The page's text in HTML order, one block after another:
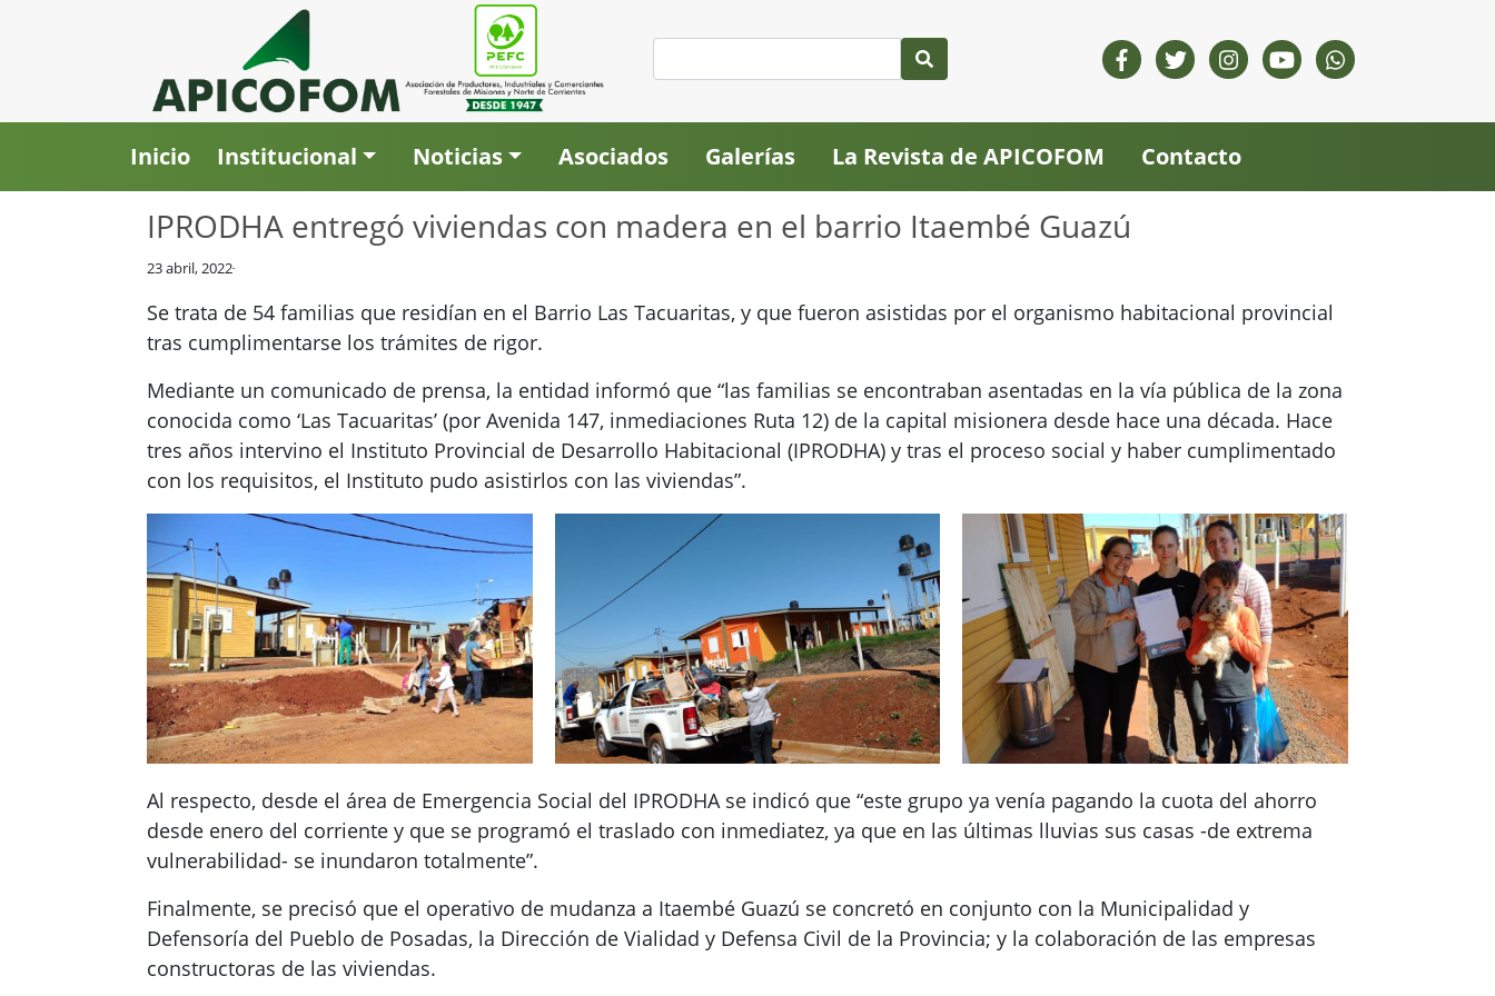
Inicio Institucional Noticias Asociados Galerías La Revista de APICOFOM Contacto
IPRODHA entregó viviendas con madera en el barrio Itaembé Guazú
23 abril, 2022
Se trata de 54 familias que residían en el Barrio Las Tacuaritas, y que fueron asistidas por el organismo habitacional provincial
tras cumplimentarse los trámites de rigor.
Mediante un comunicado de prensa, la entidad informó que “las familias se encontraban asentadas en la vía pública de la zona
conocida como ‘Las Tacuaritas’ (por Avenida 147, inmediaciones Ruta 12) de la capital misionera desde hace una década. Hace
tres años intervino el Instituto Provincial de Desarrollo Habitacional (IPRODHA) y tras el proceso social y haber cumplimentado
con los requisitos, el Instituto pudo asistirlos con las viviendas”.
Al respecto, desde el área de Emergencia Social del IPRODHA se indicó que “este grupo ya venía pagando la cuota del ahorro
desde enero del corriente y que se programó el traslado con inmediatez, ya que en las últimas lluvias sus casas -de extrema
vulnerabilidad- se inundaron totalmente”.
Finalmente, se precisó que el operativo de mudanza a Itaembé Guazú se concretó en conjunto con la Municipalidad y
Defensoría del Pueblo de Posadas, la Dirección de Vialidad y Defensa Civil de la Provincia; y la colaboración de las empresas
constructoras de las viviendas.